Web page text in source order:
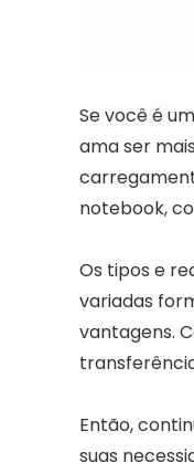
Se você é
ama ser
notebook,
Os tipos e
variadas
vantagens.
Então,
suas